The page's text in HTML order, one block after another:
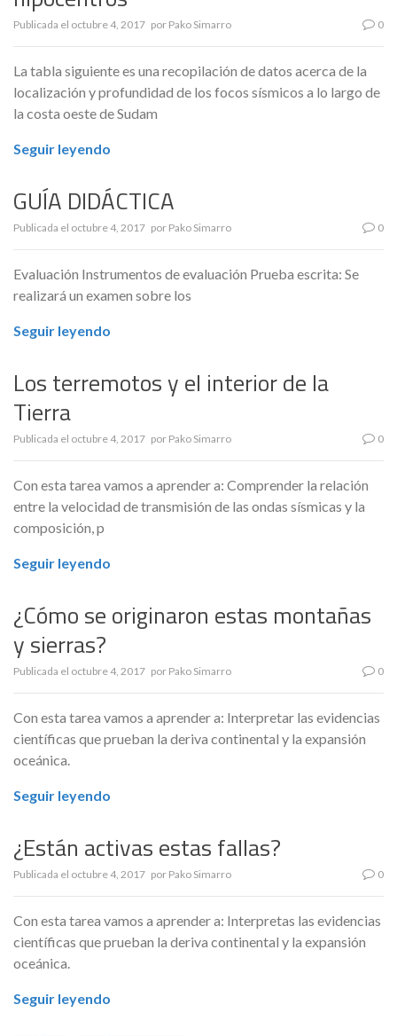
Publicada el octubre 4, 2017 por Pako Simarro 0
La tabla siguiente es una recopilación de datos acerca de la
localización y profundidad de los focos sísmicos a lo largo de
la costa oeste de Sudam
Seguir leyendo
GUÍA DIDÁCTICA
Publicada el octubre 4, 2017 por Pako Simarro 0
Evaluación Instrumentos de evaluación Prueba escrita: Se
realizará un examen sobre los
Seguir leyendo
Los terremotos y el interior de la
Tierra
Publicada el octubre 4, 2017 por Pako Simarro 0
Con esta tarea vamos a aprender a: Comprender la relación
entre la velocidad de transmisión de las ondas sísmicas y la
composición, p
Seguir leyendo
¿Cómo se originaron estas montañas
y sierras?
Publicada el octubre 4, 2017 por Pako Simarro 0
Con esta tarea vamos a aprender a: Interpretar las evidencias
científicas que prueban la deriva continental y la expansión
oceánica.
Seguir leyendo
¿Están activas estas fallas?
Publicada el octubre 4, 2017 por Pako Simarro 0
Con esta tarea vamos a aprender a: Interpretas las evidencias
científicas que prueban la deriva continental y la expansión
oceánica.
Seguir leyendo